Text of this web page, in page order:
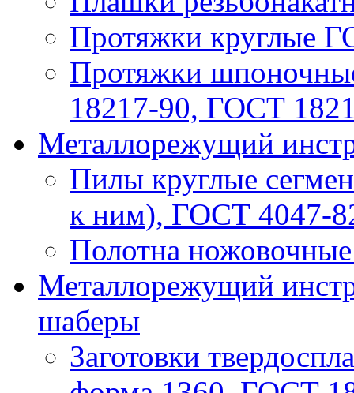
Протяжки круглые
Протяжки
18217-90, ГОСТ
Металлорежущий
Пилы круглые
к ним), ГОСТ 4047-
Полотна
Металлорежущий
шаберы
Заготовки